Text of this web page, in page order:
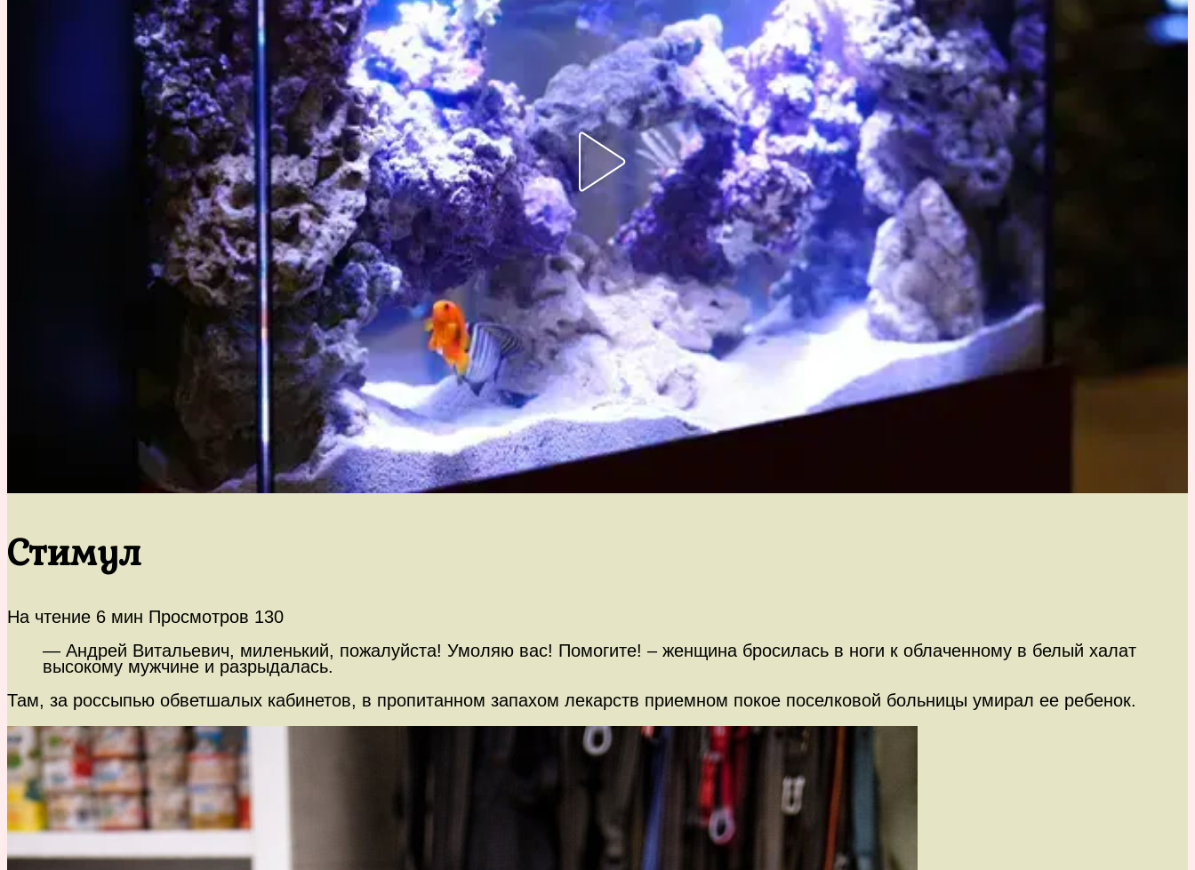
Стимул
На чтение 6 мин Просмотров 130
— Андрей Витальевич, миленький, пожалуйста! Умоляю вас! Помогите! – женщина бросилась в ноги к облаченному в белый халат
высокому мужчине и разрыдалась.
Там, за россыпью обветшалых кабинетов, в пропитанном запахом лекарств приемном покое поселковой больницы умирал ее ребенок.